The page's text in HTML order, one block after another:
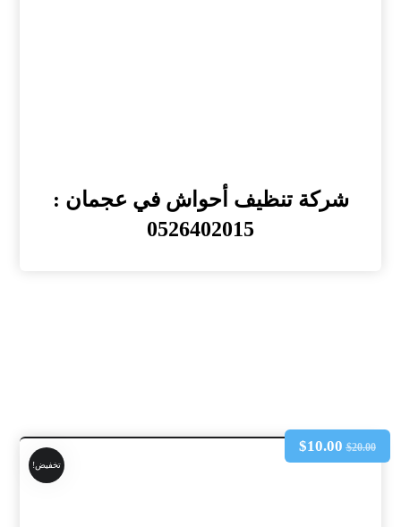
شركة تنظيف أحواش في عجمان :
0526402015
تخفيض!
$20.00
$10.00